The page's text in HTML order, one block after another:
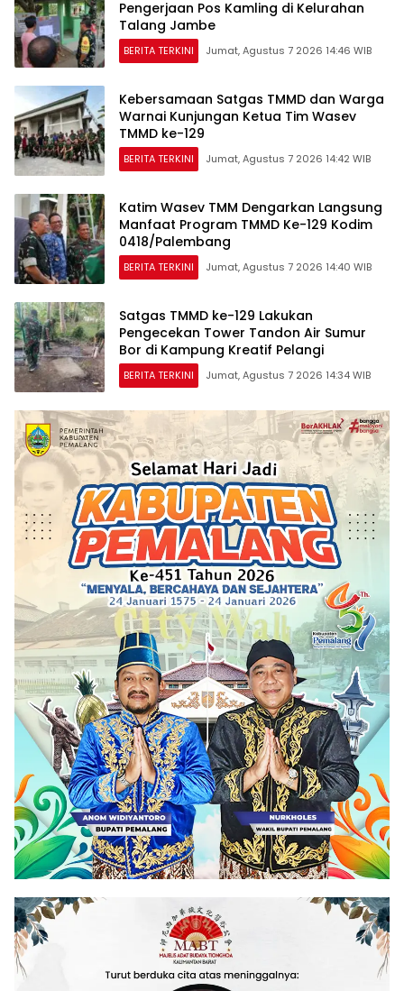
Pengerjaan Pos Kamling di Kelurahan
Talang Jambe
BERITA TERKINI Jumat, Agustus 7 2026 14:46 WIB
Kebersamaan Satgas TMMD dan Warga
Warnai Kunjungan Ketua Tim Wasev
TMMD ke-129
BERITA TERKINI Jumat, Agustus 7 2026 14:42 WIB
Katim Wasev TMM Dengarkan Langsung
Manfaat Program TMMD Ke-129 Kodim
0418/Palembang
BERITA TERKINI Jumat, Agustus 7 2026 14:40 WIB
Satgas TMMD ke-129 Lakukan
Pengecekan Tower Tandon Air Sumur
Bor di Kampung Kreatif Pelangi
BERITA TERKINI Jumat, Agustus 7 2026 14:34 WIB